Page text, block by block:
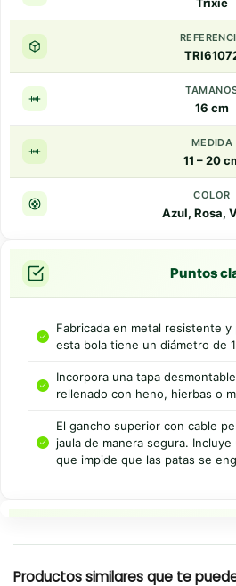
16 cm
MEDIDA
11 – 20
COLOR
Azul, Rosa,
Puntos
Fabricada en metal resistente
esta bola tiene un diámetro de
Incorpora una tapa
rellenado con heno, hierbas o
El gancho superior con cable
jaula de manera segura.
que impide que las patas se
Productos similares que te